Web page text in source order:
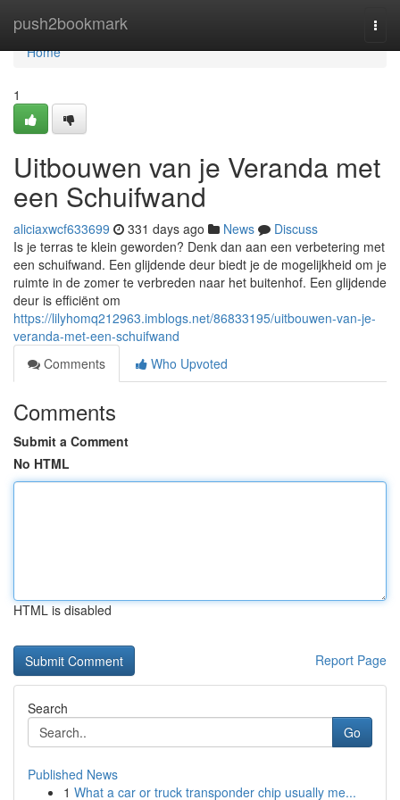
push2bookmark
Home
Home
1
Uitbouwen van je Veranda met
een Schuifwand
aliciaxwcf633699 331 days ago News
Discuss
Is je terras te klein geworden? Denk dan aan een verbetering met
een schuifwand. Een glijdende deur biedt je de mogelijkheid om je
ruimte in de zomer te verbreden naar het buitenhof. Een glijdende
deur is efficiënt om
https://lilyhomq212963.imblogs.net/86833195/uitbouwen-van-je-
veranda-met-een-schuifwand
Comments
Who Upvoted
Comments
Submit a Comment
No HTML
HTML is disabled
Report Page
Search
Go
Published News
1 What a car or truck transponder chip usually me...